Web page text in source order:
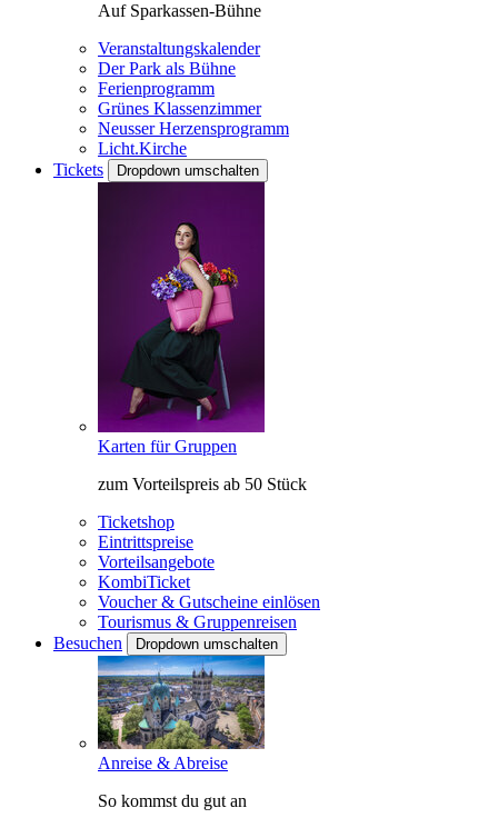
Auf Sparkassen-Bühne
Veranstaltungskalender
Der Park als Bühne
Ferienprogramm
Grünes Klassenzimmer
Neusser Herzensprogramm
Licht.Kirche
Tickets
Dropdown umschalten
Karten für Gruppen
zum Vorteilspreis ab 50 Stück
Ticketshop
Eintrittspreise
Vorteilsangebote
KombiTicket
Voucher & Gutscheine einlösen
Tourismus & Gruppenreisen
Besuchen
Dropdown umschalten
Anreise & Abreise
So kommst du gut an